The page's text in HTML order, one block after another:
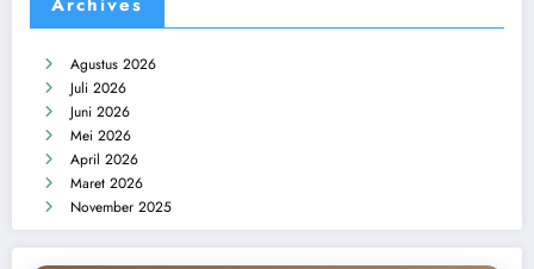
Agustus 2026
Juli 2026
Juni 2026
Mei 2026
April 2026
Maret 2026
November 2025